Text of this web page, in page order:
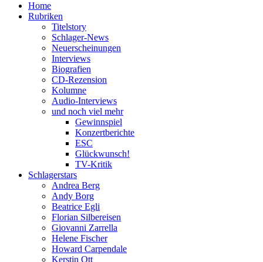
Home
Rubriken
Titelstory
Schlager-News
Neuerscheinungen
Interviews
Biografien
CD-Rezension
Kolumne
Audio-Interviews
und noch viel mehr
Gewinnspiel
Konzertberichte
ESC
Glückwunsch!
TV-Kritik
Schlagerstars
Andrea Berg
Andy Borg
Beatrice Egli
Florian Silbereisen
Giovanni Zarrella
Helene Fischer
Howard Carpendale
Kerstin Ott